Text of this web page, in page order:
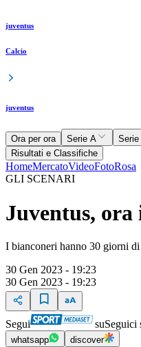
juventus
Calcio
juventus
Ora per ora Serie A Serie
Risultati e Classifiche
HomeMercatoVideoFotoRosa
GLI SCENARI
Juventus,
I bianconeri hanno 30 giorni
30 Gen 2023 - 19:23
30 Gen 2023 - 19:23
Segui suSeguici
whatsapp discover